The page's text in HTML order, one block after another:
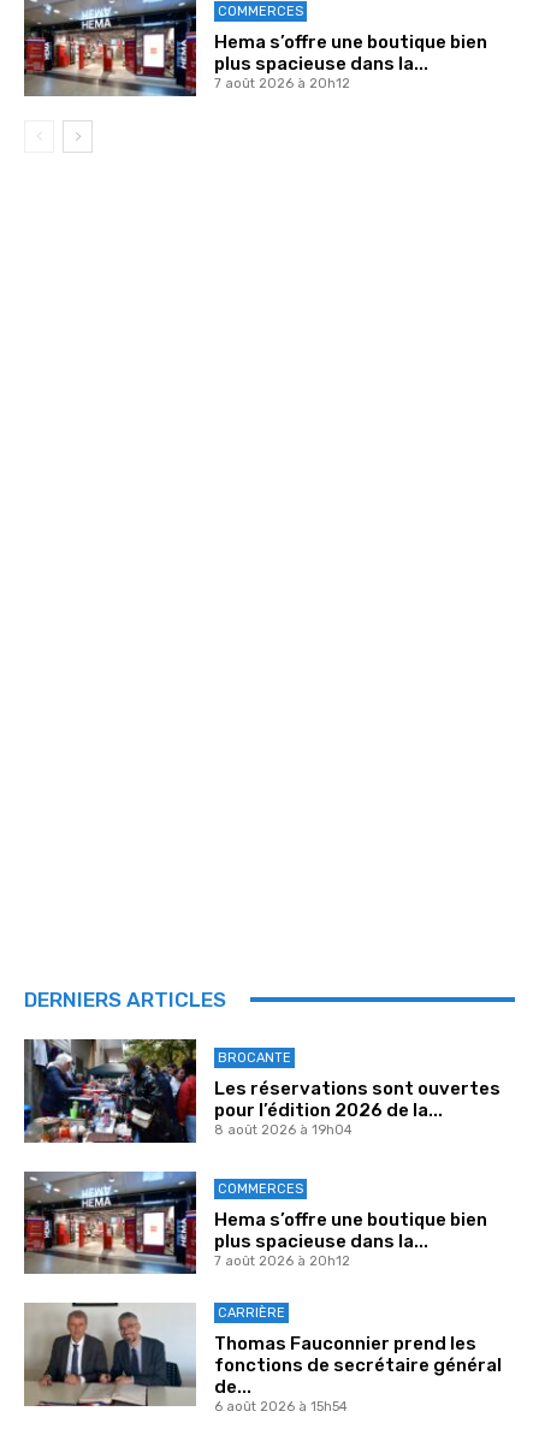
COMMERCES
Hema s’offre une boutique bien
plus spacieuse dans la...
7 août 2026 à 20h12
DERNIERS ARTICLES
BROCANTE
Les réservations sont ouvertes
pour l’édition 2026 de la...
8 août 2026 à 19h04
COMMERCES
Hema s’offre une boutique bien
plus spacieuse dans la...
7 août 2026 à 20h12
CARRIÈRE
Thomas Fauconnier prend les
fonctions de secrétaire général
de...
6 août 2026 à 15h54